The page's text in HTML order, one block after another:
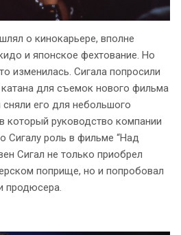
о кинокарьере, вполне
и японское фехтование. Но
изменилась. Сигала попросили
для съемок нового фильма
его для небольшого
который руководство компании
Сигалу роль в фильме “Над
Сигал не только приобрел
поприще, но и попробовал
продюсера.